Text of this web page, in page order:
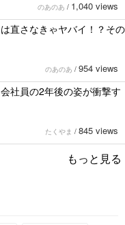
のあのあ / 1,040 views
直さなきゃヤバイ！？その
のあのあ / 954 views
社員の2年後の姿が衝撃す
たくやま / 845 views
もっと見る